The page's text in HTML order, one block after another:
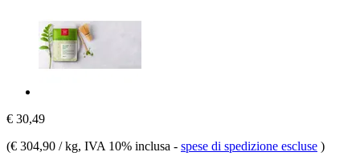
€ 30,49
(€ 304,90 / kg, IVA 10% inclusa - spese di spedizione escluse )